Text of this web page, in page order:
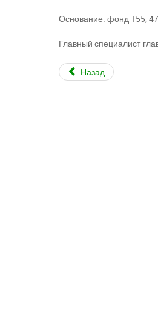
Основание: фонд 155,
Главный специалист-
Назад